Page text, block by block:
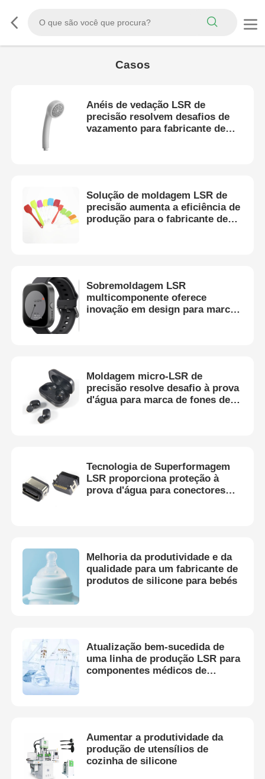
Casos
Anéis de vedação LSR de
precisão resolvem desafios de
vazamento para fabricante de
Solução de moldagem LSR de
precisão aumenta a eficiência de
produção para o fabricante de
Sobremoldagem LSR
multicomponente oferece
inovação em design para marca
Moldagem micro-LSR de
precisão resolve desafio à prova
d'água para marca de fones de
Tecnologia de Superformagem
LSR proporciona proteção à
prova d'água para conectores
Melhoria da produtividade e da
qualidade para um fabricante de
produtos de silicone para bebés
Atualização bem-sucedida de
uma linha de produção LSR para
componentes médicos de
Aumentar a produtividade da
produção de utensílios de
cozinha de silicone